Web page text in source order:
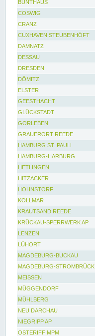
BUNTHAUS
COSWIG
CRANZ
CUXHAVEN STEUBENHÖFT
DAMNATZ
DESSAU
DRESDEN
DÖMITZ
ELSTER
GEESTHACHT
GLÜCKSTADT
GORLEBEN
GRAUERORT REEDE
HAMBURG ST. PAULI
HAMBURG-HARBURG
HETLINGEN
HITZACKER
HOHNSTORF
KOLLMAR
KRAUTSAND REEDE
KRÜCKAU-SPERRWERK AP
LENZEN
LÜHORT
MAGDEBURG-BUCKAU
MAGDEBURG-
MEISSEN
MÜGGENDORF
MÜHLBERG
NEU DARCHAU
NIEGRIPP AP
OSTERIFF MPM